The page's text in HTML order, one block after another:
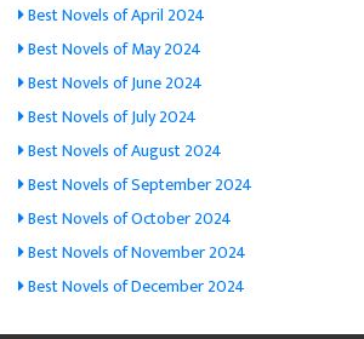
Best Novels of April 2024
Best Novels of May 2024
Best Novels of June 2024
Best Novels of July 2024
Best Novels of August 2024
Best Novels of September 2024
Best Novels of October 2024
Best Novels of November 2024
Best Novels of December 2024